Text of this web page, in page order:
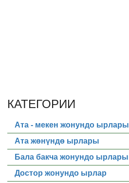
КАТЕГОРИИ
Ата - мекен жонундо ырлары
Ата жөнүндө ырлары
Бала бакча жонундо ырлары
Достор жонундо ырлар